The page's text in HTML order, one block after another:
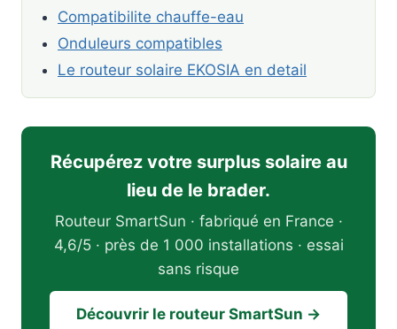
Compatibilite chauffe-eau
Onduleurs compatibles
Le routeur solaire EKOSIA en detail
Récupérez votre surplus solaire au
lieu de le brader.
Routeur SmartSun · fabriqué en France ·
4,6/5 · près de 1 000 installations · essai
sans risque
Découvrir le routeur SmartSun →